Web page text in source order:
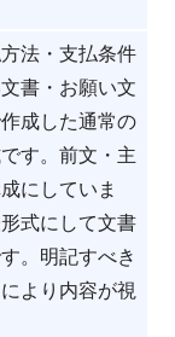
法・支払条件
書・お願い文
成した通常の
す。前文・主
にしていま
式にして文書
。明記すべき
より内容が視